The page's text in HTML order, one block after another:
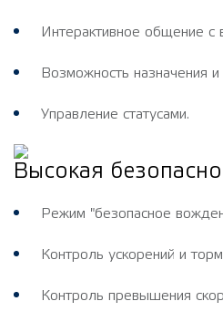
Интерактивное общение с
Возможность назначения
Управление статусами.
Высокая
Режим "безопасное
Контроль ускорений и
Контроль превышения